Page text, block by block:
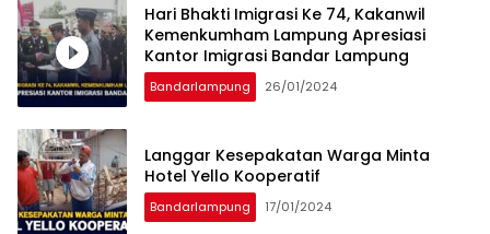
Hari Bhakti Imigrasi Ke 74, Kakanwil
Kemenkumham Lampung Apresiasi
Kantor Imigrasi Bandar Lampung
Bandarlampung 26/01/2024
Langgar Kesepakatan Warga Minta
Hotel Yello Kooperatif
Bandarlampung 17/01/2024